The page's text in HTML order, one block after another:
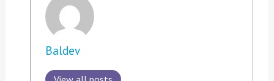
Baldev